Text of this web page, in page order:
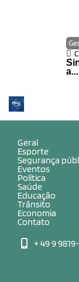
a...
Geral
Esporte
Segurança
Eventos
Política
Saúde
Educação
Trânsito
Economia
Contato
+ 49 9